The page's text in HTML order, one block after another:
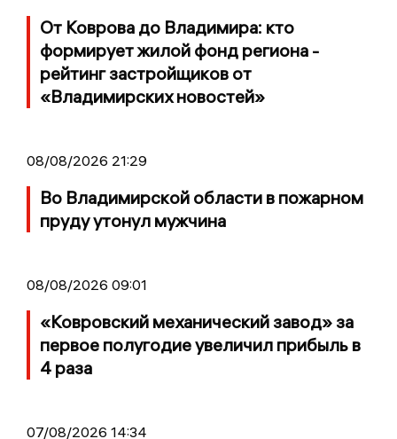
От Коврова до Владимира: кто
формирует жилой фонд региона -
рейтинг застройщиков от
«Владимирских новостей»
08/08/2026 21:29
Во Владимирской области в пожарном
пруду утонул мужчина
08/08/2026 09:01
«Ковровский механический завод» за
первое полугодие увеличил прибыль в
4 раза
07/08/2026 14:34